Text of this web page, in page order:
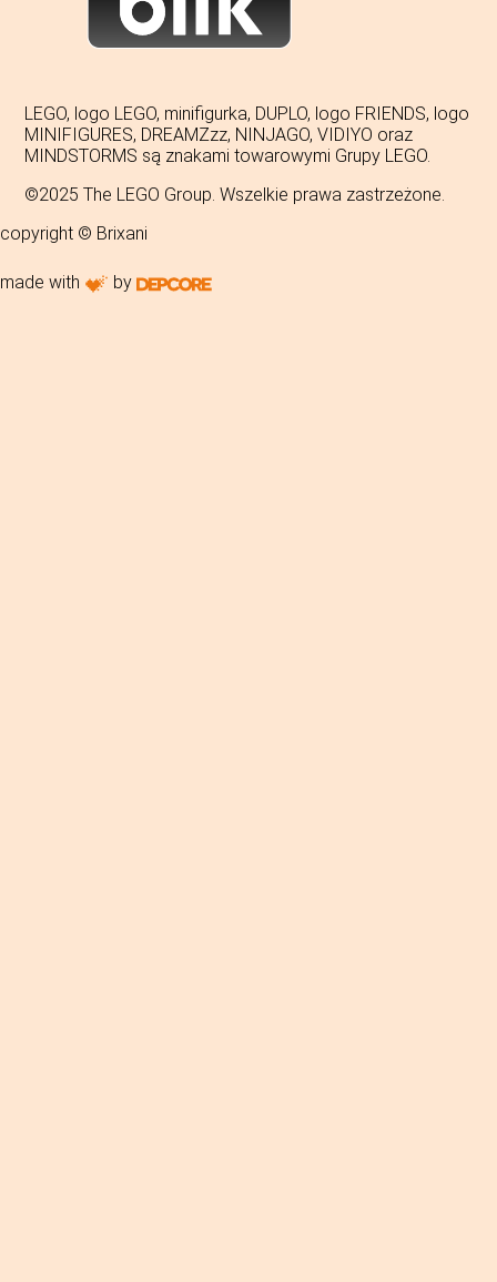
LEGO, logo LEGO, minifigurka, DUPLO, logo FRIENDS, logo
MINIFIGURES, DREAMZzz, NINJAGO, VIDIYO oraz
MINDSTORMS są znakami towarowymi Grupy LEGO.
©2025 The LEGO Group. Wszelkie prawa zastrzeżone.
copyright © Brixani
made with by